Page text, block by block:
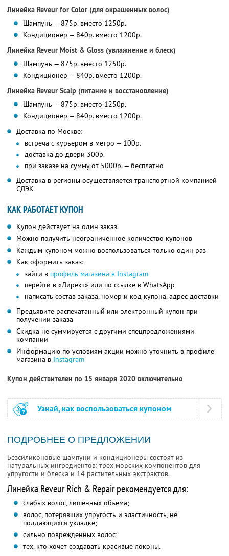
Линейка Reveur for Color (для окрашенных волос)
Шампунь — 875р. вместо 1250р.
Кондиционер — 840р. вместо 1200р.
Линейка Reveur Moist & Gloss (увлажнение и блеск)
Шампунь — 875р. вместо 1250р.
Кондиционер — 840р. вместо 1200р.
Линейка Reveur Scalp (питание и восстановление)
Шампунь — 875р. вместо 1250р.
Кондиционер — 840р. вместо 1200р.
Доставка по Москве:
встреча с курьером в метро — 100р.
доставка до двери 300р.
при заказе на сумму от 5000р. — бесплатно
Доставка в регионы осуществляется транспортной компанией
СДЭК
КАК РАБОТАЕТ КУПОН
Купон действует на один заказ
Можно получить неограниченное количество купонов
Каждым купоном можно воспользоваться только один раз
Как оформить заказ:
зайти в профиль магазина в Instagram
перейти в «Директ» или по ссылке в WhatsApp
написать состав заказа, номер и код купона, адрес доставки
Предъявите распечатанный или электронный купон при
получении заказа
Скидка не суммируется с другими спецпредложениями
компании
Информацию по условиям акции можно уточнить в профиле
магазина в Instagram
Купон действителен по 15 января 2020 включительно
Узнай, как воспользоваться купоном
ПОДРОБНЕЕ О ПРЕДЛОЖЕНИИ
Безсиликоновые шампуни и кондиционеры состоят из
натуральных ингредиентов: трех морских компонентов для
упругости и блеска и 14 растительных экстрактов.
Линейка Reveur Rich & Repair рекомендуется для:
слабых волос, лишенных объема;
волос, потерявших упругость и эластичность, не
поддающихся укладке;
сильно поврежденных волос;
тех, кто хочет создавать красивые локоны.